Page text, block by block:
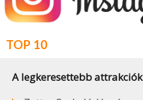
TOP 10
A legkeresettebb attrakciók